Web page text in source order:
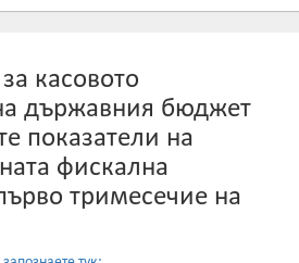
касовото
държавния бюджет
показатели на
фискална
тримесечие на